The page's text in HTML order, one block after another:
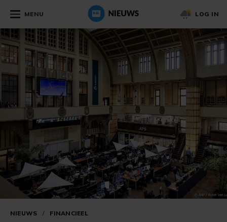
MENU LOG IN
NIEUWS / FINANCIEEL